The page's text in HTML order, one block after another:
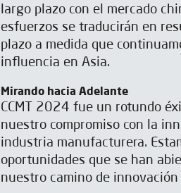
largo plazo con el mercado
esfuerzos se traducirán en
plazo a medida que
influencia en Asia.
Mirando hacia Adelante
CCMT 2024 fue un rotundo
nuestro compromiso con la
industria manufacturera.
oportunidades que se han
nuestro camino de innovación